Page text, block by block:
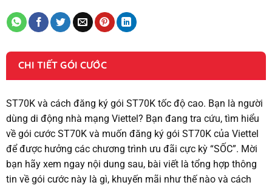
CHI TIẾT GÓI CƯỚC
ST70K và cách đăng ký gói ST70K tốc độ cao. Bạn là người
dùng di động nhà mạng Viettel? Bạn đang tra cứu, tìm hiểu
về gói cước ST70K và muốn đăng ký gói ST70K của Viettel
để được hưởng các chương trình ưu đãi cực kỳ “SỐC”. Mời
bạn hãy xem ngay nội dung sau, bài viết là tổng hợp thông
tin về gói cước này là gì, khuyến mãi như thế nào và cách